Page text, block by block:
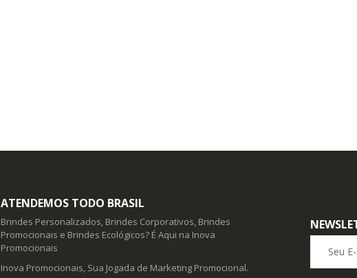
ATENDEMOS TODO BRASIL
Brindes Personalizados, Brindes Corporativos, Brindes
Promocionais e Brindes Ecológicos? É Aqui na Inova
Promocionais
Inova Promocionais, Sua Jogada de Marketing Promocional.